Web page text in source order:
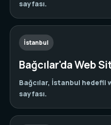
sayfası.
İstanbul
Bağcılar'da Web
Bağcılar, İstanbul hedefli
sayfası.